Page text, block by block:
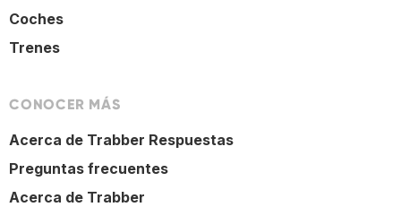
Coches
Trenes
CONOCER MÁS
Acerca de Trabber Respuestas
Preguntas frecuentes
Acerca de Trabber